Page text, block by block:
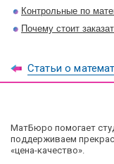
Контрольные по
Почему стоит
Статьи о
МатБюро помогает
поддерживаем
«цена-качество».